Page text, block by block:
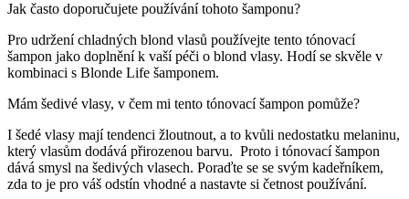
Jak často doporučujete používání tohoto šamponu?
Pro udržení chladných blond vlasů používejte tento tónovací
šampon jako doplnění k vaší péči o blond vlasy. Hodí se skvěle v
kombinaci s Blonde Life šamponem.
Mám šedivé vlasy, v čem mi tento tónovací šampon pomůže?
I šedé vlasy mají tendenci žloutnout, a to kvůli nedostatku melaninu,
který vlasům dodává přirozenou barvu. Proto i tónovací šampon
dává smysl na šedivých vlasech. Poraďte se se svým kadeřníkem,
zda to je pro váš odstín vhodné a nastavte si četnost používání.